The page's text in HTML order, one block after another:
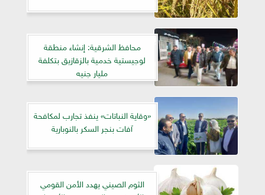
محافظ الشرقية: إنشاء منطقة
لوجيستية خدمية بالزقازيق بتكلفة
مليار جنيه
«وقاية النباتات» ينفذ تجارب لمكافحة
آفات بنجر السكر بالنوبارية
الثوم الصيني يهدد الأمن القومي